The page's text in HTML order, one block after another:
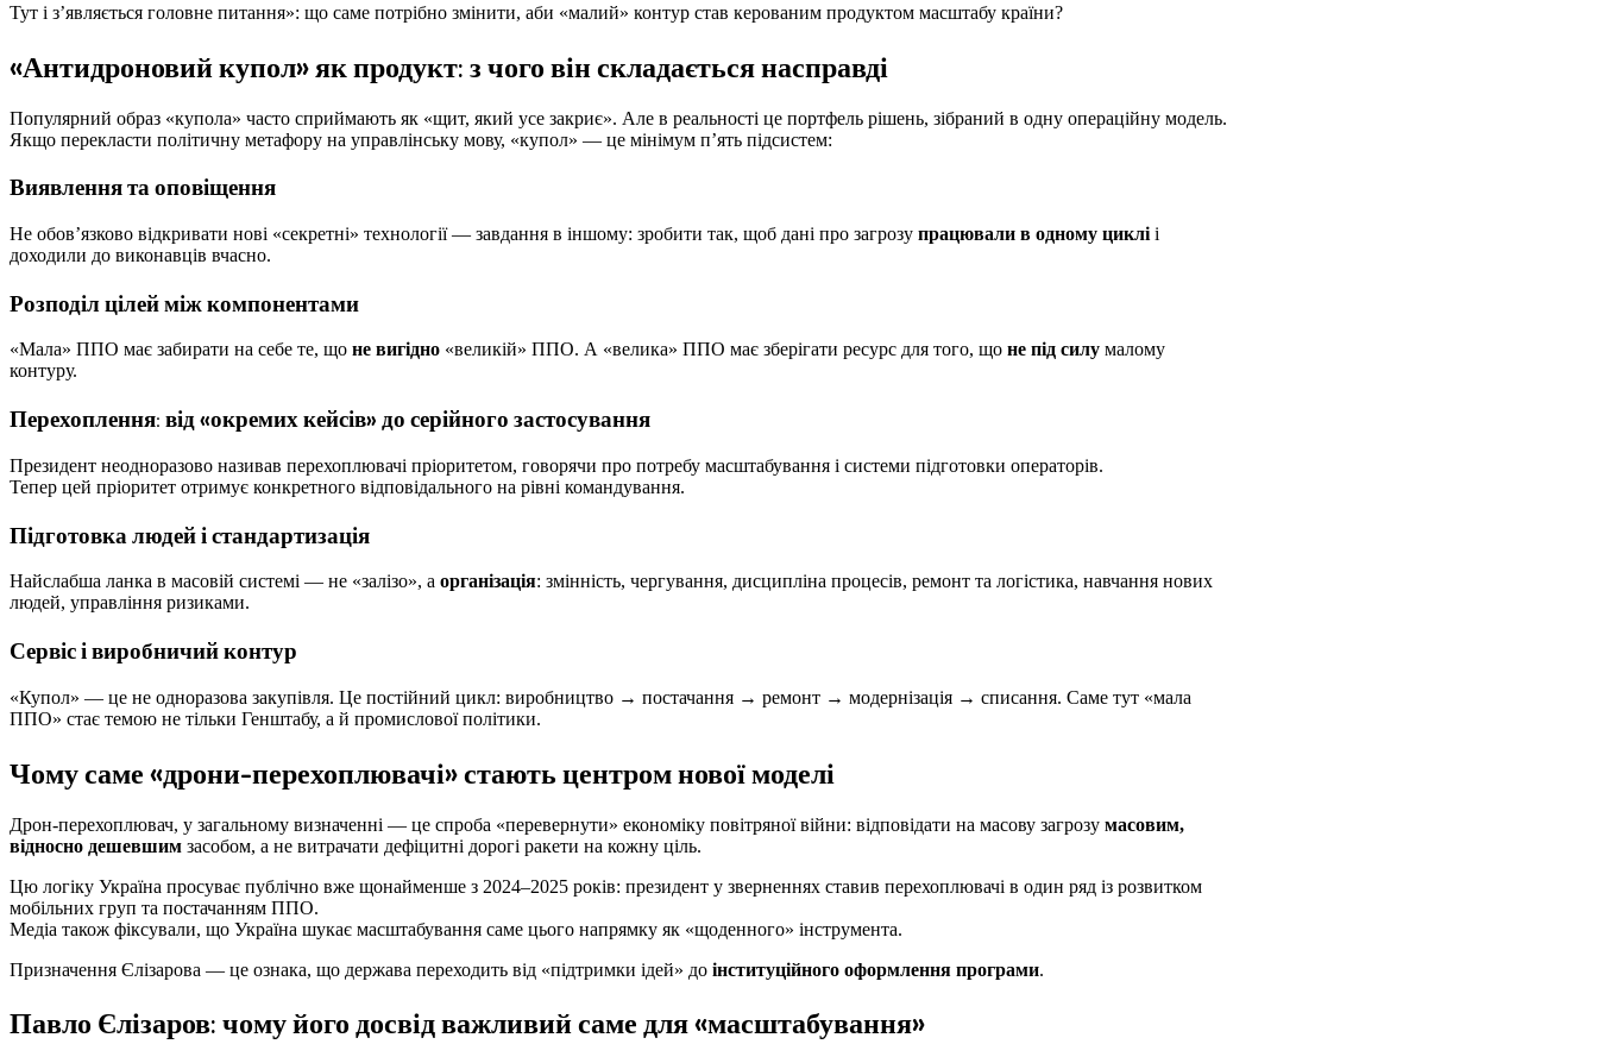
Тут і з’являється головне питання»: що саме потрібно змінити, аби «малий» контур став керованим продуктом масштабу країни?
«Антидроновий купол» як продукт: з чого він складається насправді
Популярний образ «купола» часто сприймають як «щит, який усе закриє». Але в реальності це портфель рішень, зібраний в одну операційну модель.
Якщо перекласти політичну метафору на управлінську мову, «купол» — це мінімум п’ять підсистем:
Виявлення та оповіщення
Не обов’язково відкривати нові «секретні» технології — завдання в іншому: зробити так, щоб дані про загрозу працювали в одному циклі і
доходили до виконавців вчасно.
Розподіл цілей між компонентами
«Мала» ППО має забирати на себе те, що не вигідно «великій» ППО. А «велика» ППО має зберігати ресурс для того, що не під силу малому
контуру.
Перехоплення: від «окремих кейсів» до серійного застосування
Президент неодноразово називав перехоплювачі пріоритетом, говорячи про потребу масштабування і системи підготовки операторів.
Тепер цей пріоритет отримує конкретного відповідального на рівні командування.
Підготовка людей і стандартизація
Найслабша ланка в масовій системі — не «залізо», а організація: змінність, чергування, дисципліна процесів, ремонт та логістика, навчання нових
людей, управління ризиками.
Сервіс і виробничий контур
«Купол» — це не одноразова закупівля. Це постійний цикл: виробництво → постачання → ремонт → модернізація → списання. Саме тут «мала
ППО» стає темою не тільки Генштабу, а й промислової політики.
Чому саме «дрони-перехоплювачі» стають центром нової моделі
Дрон-перехоплювач, у загальному визначенні — це спроба «перевернути» економіку повітряної війни: відповідати на масову загрозу масовим,
відносно дешевшим засобом, а не витрачати дефіцитні дорогі ракети на кожну ціль.
Цю логіку Україна просуває публічно вже щонайменше з 2024–2025 років: президент у зверненнях ставив перехоплювачі в один ряд із розвитком
мобільних груп та постачанням ППО.
Медіа також фіксували, що Україна шукає масштабування саме цього напрямку як «щоденного» інструмента.
Призначення Єлізарова — це ознака, що держава переходить від «підтримки ідей» до інституційного оформлення програми.
Павло Єлізаров: чому його досвід важливий саме для «масштабування»